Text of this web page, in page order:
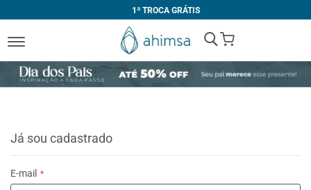
1ª TROCA GRÁTIS
My Cart
Já sou cadastrado
E-mail